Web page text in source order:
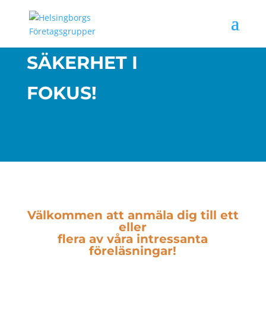
SÄKERHET I
FOKUS!
Välkommen att anmäla dig till ett
eller
flera av våra intressanta
föreläsningar!